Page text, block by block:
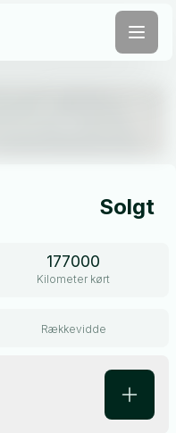
Solgt
177000
Kilometer kørt
Rækkevidde